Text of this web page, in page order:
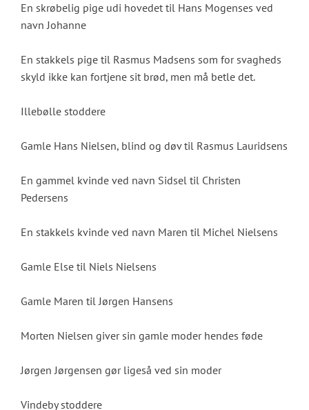
En skrøbelig pige udi hovedet til Hans Mogenses ved
navn Johanne
En stakkels pige til Rasmus Madsens som for svagheds
skyld ikke kan fortjene sit brød, men må betle det.
Illebølle stoddere
Gamle Hans Nielsen, blind og døv til Rasmus Lauridsens
En gammel kvinde ved navn Sidsel til Christen
Pedersens
En stakkels kvinde ved navn Maren til Michel Nielsens
Gamle Else til Niels Nielsens
Gamle Maren til Jørgen Hansens
Morten Nielsen giver sin gamle moder hendes føde
Jørgen Jørgensen gør ligeså ved sin moder
Vindeby stoddere